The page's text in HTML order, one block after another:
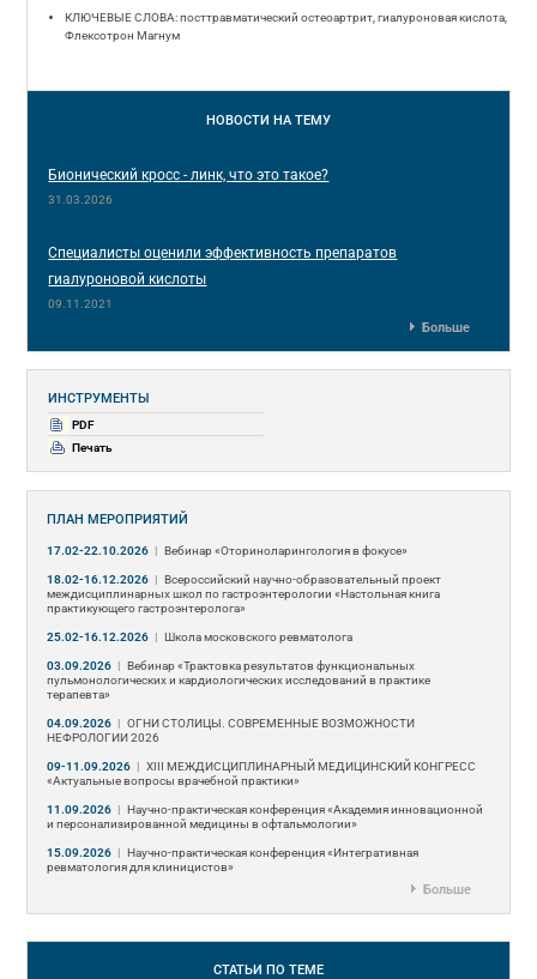
КЛЮЧЕВЫЕ СЛОВА: посттравматический остеоартрит, гиалуроновая кислота,
Флексотрон Магнум
НОВОСТИ НА ТЕМУ
Бионический кросс - линк, что это такое?
31.03.2026
Специалисты оценили эффективность препаратов
гиалуроновой кислоты
09.11.2021
Больше
ИНСТРУМЕНТЫ
PDF
Печать
ПЛАН МЕРОПРИЯТИЙ
17.02-22.10.2026 | Вебинар «Оториноларингология в фокусе»
18.02-16.12.2026 | Всероссийский научно-образовательный проект
междисциплинарных школ по гастроэнтерологии «Настольная книга
практикующего гастроэнтеролога»
25.02-16.12.2026 | Школа московского ревматолога
03.09.2026 | Вебинар «Трактовка результатов функциональных
пульмонологических и кардиологических исследований в практике
терапевта»
04.09.2026 | ОГНИ СТОЛИЦЫ. СОВРЕМЕННЫЕ ВОЗМОЖНОСТИ
НЕФРОЛОГИИ 2026
09-11.09.2026 | ХIII МЕЖДИСЦИПЛИНАРНЫЙ МЕДИЦИНСКИЙ КОНГРЕСС
«Актуальные вопросы врачебной практики»
11.09.2026 | Научно-практическая конференция «Академия инновационной
и персонализированной медицины в офтальмологии»
15.09.2026 | Научно-практическая конференция «Интегративная
ревматология для клиницистов»
Больше
СТАТЬИ ПО ТЕМЕ